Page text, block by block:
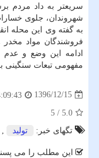
سریعتر به داد مردم
شهروندان، جلوی
به گفته وی این محله
فروشندگان مواد
ادامه این وضع و
مفهومی تبعات سنگینی
1396/12/15
5.0
/
5
تگهای خبر:
تولید ,
این مطلب را می